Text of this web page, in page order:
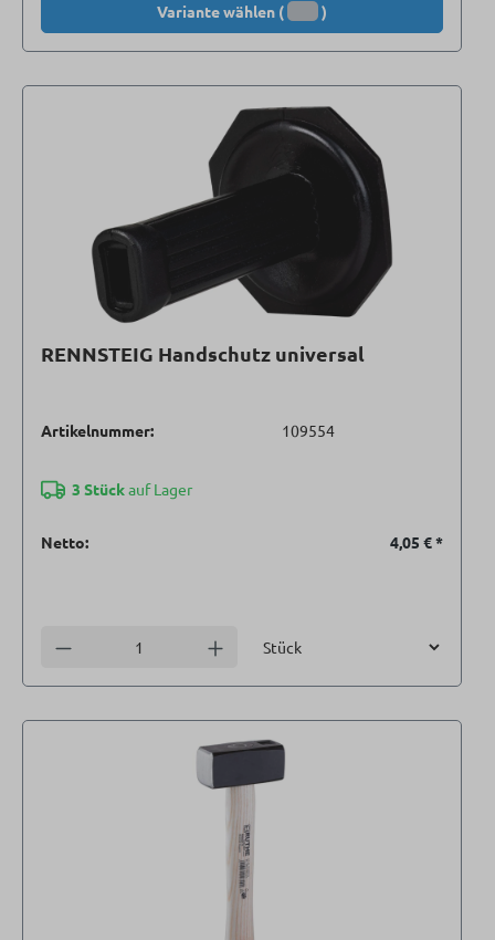
Variante wählen ( )
RENNSTEIG Handschutz universal
Artikelnummer: 109554
3 Stückauf Lager
Netto: 4,05 €*
Anzahl verringern Anzahl erhöhen